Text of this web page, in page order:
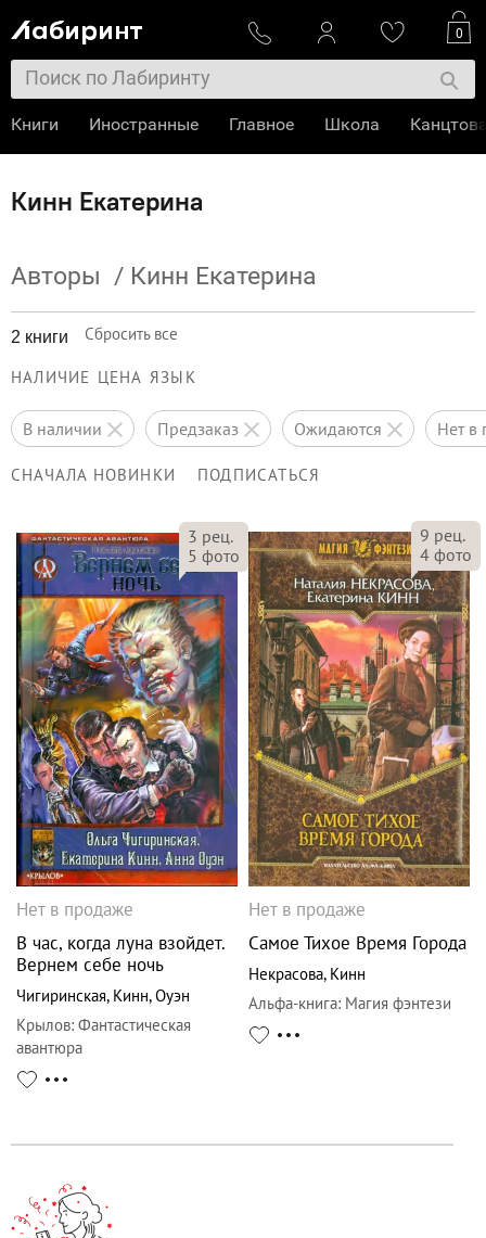
Кинн Екатерина
Авторы / Кинн Екатерина
2 книги Сбросить все
НАЛИЧИЕ ЦЕНА ЯЗЫК
в наличии предзаказ ожидаются нет
СНАЧАЛА НОВИНКИ ПОДПИСАТЬСЯ
3 рец.
5 фото
Нет в продаже
В час, когда луна взойдет.
Вернем себе ночь
Чигиринская, Кинн,Оуэн
Крылов: Фантастическая
авантюра
9 рец.
4 фото
Нет в продаже
Самое Тихое Время Города
Некрасова, Кинн
Альфа-книга: Магия фэнтези
0
Книги Иностранные Главное Школа